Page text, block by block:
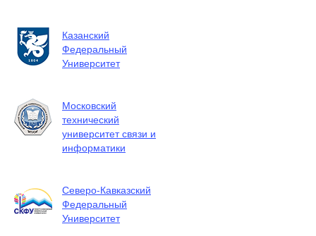
Казанский
Федеральный
Университет
Московский
технический
университет связи и
информатики
Северо-Кавказский
Федеральный
Университет